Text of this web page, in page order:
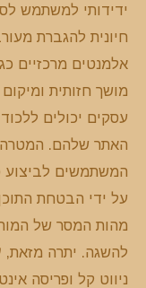
ידידותי למשתמש
חיונית להגברת
אלמנטים מרכזיים
מושך חזותית
עסקים יכולים
האתר שלהם. המטרה
המשתמשים לביצוע
על ידי הבטחת
מהות המסר של
להשגה. יתרה מזאת,
ניווט קל ופריסה